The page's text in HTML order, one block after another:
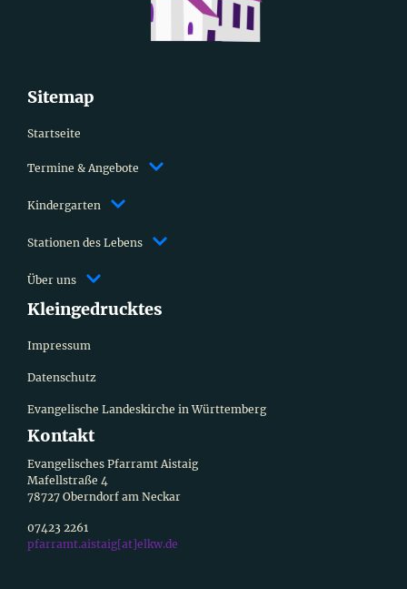
Sitemap
Startseite
Termine & Angebote
Kindergarten
Stationen des Lebens
Über uns
Kleingedrucktes
Impressum
Datenschutz
Evangelische Landeskirche in Württemberg
Kontakt
Evangelisches Pfarramt Aistaig
Mafellstraße 4
78727 Oberndorf am Neckar
07423 2261
pfarramt.aistaig[at]elkw.de